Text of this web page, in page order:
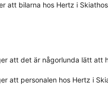
att bilarna hos Hertz i
att det är någorlunda lätt att
att personalen hos Hertz i